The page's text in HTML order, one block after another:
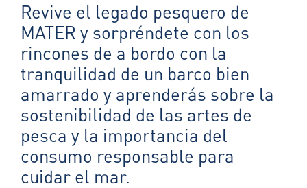
Revive el legado pesquero de
MATER y sorpréndete con los
rincones de a bordo con la
tranquilidad de un barco bien
amarrado y aprenderás sobre la
sostenibilidad de las artes de
pesca y la importancia del
consumo responsable para
cuidar el mar.